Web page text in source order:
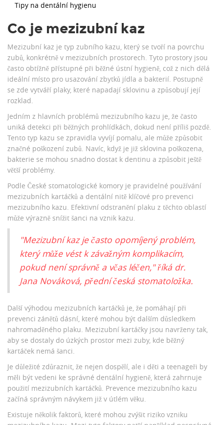
Tipy na dentální hygienu
Co je mezizubní kaz
Mezizubní kaz je typ zubního kazu, který se tvoří na povrchu
zubů, konkrétně v mezizubních prostorech. Tyto prostory jsou
často obtížně přístupné při běžné ústní hygieně, což z nich dělá
ideální místo pro usazování zbytků jídla a bakterií. Postupně
se zde vytváří plaky, které napadají sklovinu a způsobují její
rozklad.
Jedním z hlavních problémů mezizubního kazu je, že často
uniká detekci při běžných prohlídkách, dokud není příliš pozdě.
Tento typ kazu se zpravidla vyvíjí pomalu, ale může způsobit
značné poškození zubů. Navíc, když je již sklovina poškozena,
bakterie se mohou snadno dostat k dentinu a způsobit ještě
větší problémy.
Podle České stomatologické komory je pravidelné používání
mezizubních kartáčků a dentální nitě klíčové pro prevenci
mezizubního kazu. Efektivní odstranění plaku z těchto oblastí
může výrazně snížit šanci na vznik kazu.
"Mezizubní kaz je často opomíjený problém,
který může vést k závažným komplikacím,
pokud není správně a včas léčen," říká dr.
Jana Nováková, přední česká stomatoložka.
Další výhodou mezizubních kartáčků je, že pomáhají při
prevenci zánětů dásní, které mohou být dalším důsledkem
nahromaděného plaku. Mezizubní kartáčky jsou navrženy tak,
aby se dostaly do úzkých prostor mezi zuby, kde běžný
kartáček nemá šanci.
Je důležité zdůraznit, že nejen dospělí, ale i děti a teenageři by
měli být vedeni ke správné dentální hygieně, která zahrnuje
použití mezizubních kartáčků. Prevence mezizubního kazu
začíná správným návykem již v útlém věku.
Existuje několik faktorů, které mohou zvýšit riziko vzniku